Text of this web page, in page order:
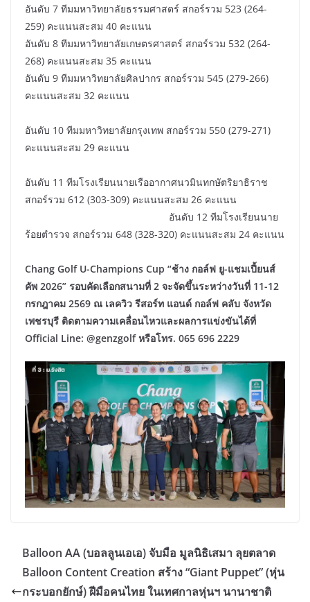
อันดับ 7 ทีมมหาวิทยาลัยธรรมศาสตร์ สกอร์รวม 523 (264-
259) คะแนนสะสม 40 คะแนน
อันดับ 8 ทีมมหาวิทยาลัยเกษตรศาสตร์ สกอร์รวม 532 (264-
268) คะแนนสะสม 35 คะแนน
อันดับ 9 ทีมมหาวิทยาลัยศิลปากร สกอร์รวม 545 (279-266)
คะแนนสะสม 32 คะแนน
อันดับ 10 ทีมมหาวิทยาลัยกรุงเทพ สกอร์รวม 550 (279-271)
คะแนนสะสม 29 คะแนน
อันดับ 11 ทีมโรงเรียนนายเรืออากาศนวมินทกษัตริยาธิราช
สกอร์รวม 612 (303-309) คะแนนสะสม 26 คะแนน
อันดับ 12 ทีมโรงเรียนนาย
ร้อยตำรวจ สกอร์รวม 648 (328-320) คะแนนสะสม 24 คะแนน
Chang Golf U-Champions Cup “ช้าง กอล์ฟ ยู-แชมเปี้ยนส์
คัพ 2026” รอบคัดเลือกสนามที่ 2 จะจัดขึ้นระหว่างวันที่ 11-12
กรกฎาคม 2569 ณ เลควิว รีสอร์ท แอนด์ กอล์ฟ คลับ จังหวัด
เพชรบุรี ติดตามความเคลื่อนไหวและผลการแข่งขันได้ที่
Official Line: @genzgolf หรือโทร. 065 696 2229
Balloon AA (บอลลูนเอเอ) จับมือ มูลนิธิเสมา ลุยตลาด
Balloon Content Creation สร้าง “Giant Puppet” (หุ่น
กระบอกยักษ์) ฝีมือคนไทย ในเทศกาลหุ่นฯ นานาชาติ